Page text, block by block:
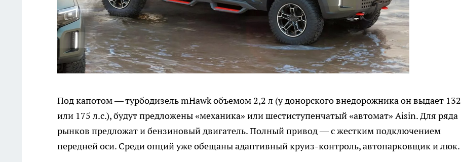
Под капотом — турбодизель mHawk объемом 2,2 л (у донорского внедорожника он выдает 132
или 175 л.с.), будут предложены «механика» или шестиступенчатый «автомат» Aisin. Для ряда
рынков предложат и бензиновый двигатель. Полный привод — с жестким подключением
передней оси. Среди опций уже обещаны адаптивный круиз-контроль, автопарковщик и люк.